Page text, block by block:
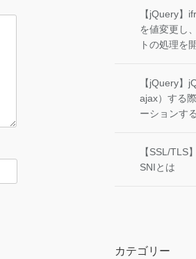
【jQuery】
を値変更し
トの処理を
【jQuery】
ajax）する
ーションする
【SSL/TLS
SNIとは
カテゴリー